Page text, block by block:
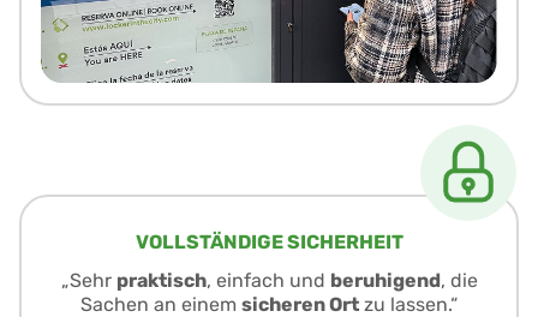
VOLLSTÄNDIGE SICHERHEIT
„Sehr praktisch, einfach und beruhigend, die
Sachen an einem sicheren Ort zu lassen.“